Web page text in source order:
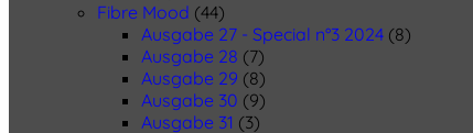
Fibre Mood (44)
Ausgabe 27 - Special n°3 2024 (8)
Ausgabe 28 (7)
Ausgabe 29 (8)
Ausgabe 30 (9)
Ausgabe 31 (3)